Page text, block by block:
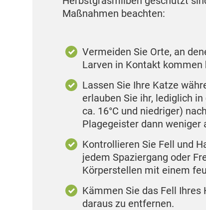
Maßnahmen beachten:
Vermeiden Sie Orte, an
Larven in Kontakt kommen
Lassen Sie Ihre Katze
erlauben Sie ihr, lediglich
ca. 16°C und niedriger)
Plagegeister dann weniger
Kontrollieren Sie Fell und
jedem Spaziergang oder
Körperstellen mit einem
Kämmen Sie das Fell
daraus zu entfernen.